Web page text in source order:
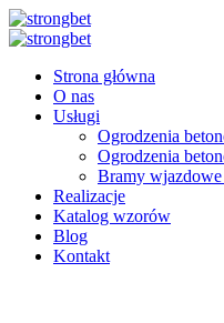
Przejdź
do
Strona główna
O nas
Usługi
Ogrodzenia
Ogrodzenia
Bramy
Realizacje
Katalog wzorów
Blog
Kontakt